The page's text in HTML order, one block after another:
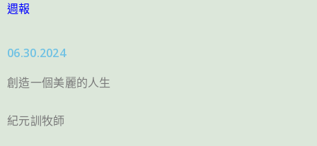
週報
06.30.2024
創造一個美麗的人生
紀元訓牧師